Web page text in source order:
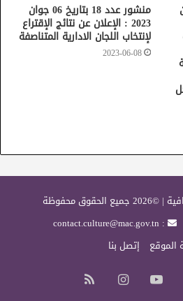
منشور عدد 18 بتاريخ 06 جوان
2023 : الإعلان عن نتائج الإقتراع
لإنتخاب اللجان الادارية المتناصفة
2023-06-08
محفوظة
: contact.culture@mac.gov.tn
الموقع
إتصل بنا
تويتر يوتيوب انستقرام